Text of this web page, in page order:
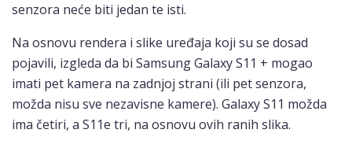
senzora neće biti jedan te isti.
Na osnovu rendera i slike uređaja koji su se dosad
pojavili, izgleda da bi Samsung Galaxy S11 + mogao
imati pet kamera na zadnjoj strani (ili pet senzora,
možda nisu sve nezavisne kamere). Galaxy S11 možda
ima četiri, a S11e tri, na osnovu ovih ranih slika.